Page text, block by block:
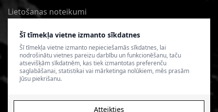
Šī tīmekļa vietne izmanto sīkdatnes
Šī tīmekļa vietne izmanto nepieciešamās sīkdatnes, lai
nodrošinātu vietnes pareizu darbību un funkcionēšanu, taču
atsevišķām sīkdatnēm, kas tiek izmantotas preferenču
saglabāšanai, statistikai vai mārketinga nolūkiem, mēs prasām
Jūsu piekrišanu.
Atteikties
Lietošanas noteikumi
Privātuma politika